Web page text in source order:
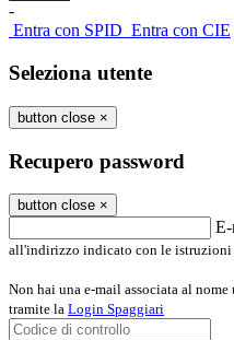
-
Entra con SPID Entra con CIE
Seleziona utente
button close ×
Recupero password
button close ×
all'indirizzo indicato con le istruzioni
Non hai una e-mail associata al
tramite la Login Spaggiari